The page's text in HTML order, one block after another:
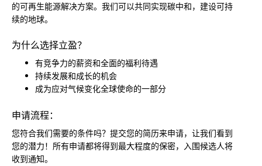
的可再生能源解决方案。我们可以共同实现碳中和，建设可持
续的地球。
为什么选择立盈？
有竞争力的薪资和全面的福利待遇
持续发展和成长的机会
成为应对气候变化全球使命的一部分
申请流程：
您符合我们需要的条件吗？提交您的简历来申请，让我们看到
您的潜力！所有申请都将得到最大程度的保密，入围候选人将
收到通知。